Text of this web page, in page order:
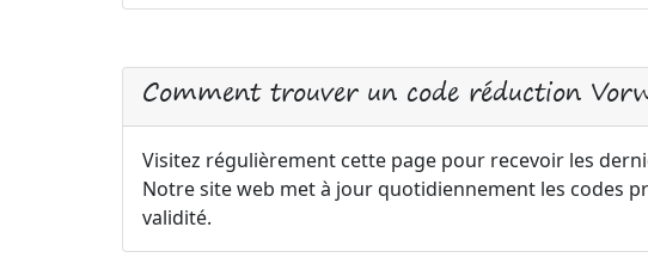
Comment trouver un code réduction
Visitez régulièrement cette page pour recevoir les
Notre site web met à jour quotidiennement les codes
validité.